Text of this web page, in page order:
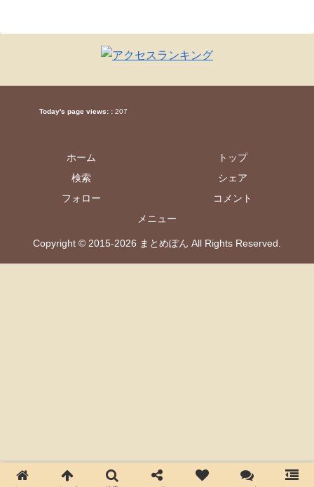
Today's page views: : 207
ホーム
トップ
検索
シェア
フォロー
コメント
メニュー
Copyright © 2015-2026 まとめぽん All Rights Reserved.